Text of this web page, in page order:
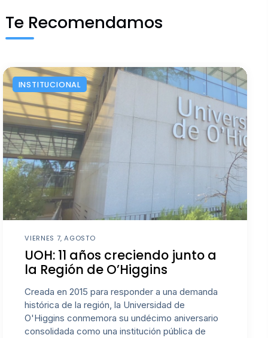
Te Recomendamos
INSTITUCIONAL
VIERNES 7, AGOSTO
UOH: 11 años creciendo junto a
la Región de O’Higgins
Creada en 2015 para responder a una demanda
histórica de la región, la Universidad de
O'Higgins conmemora su undécimo aniversario
consolidada como una institución pública de